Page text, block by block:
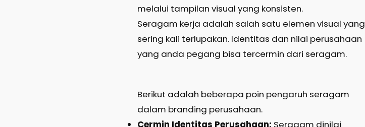
melalui tampilan visual yang konsisten.
Seragam kerja adalah salah satu elemen visual yang
sering kali terlupakan. Identitas dan nilai perusahaan
yang anda pegang bisa tercermin dari seragam.
Berikut adalah beberapa poin pengaruh seragam
dalam branding perusahaan.
Cermin Identitas Perusahaan: Seragam dinilai